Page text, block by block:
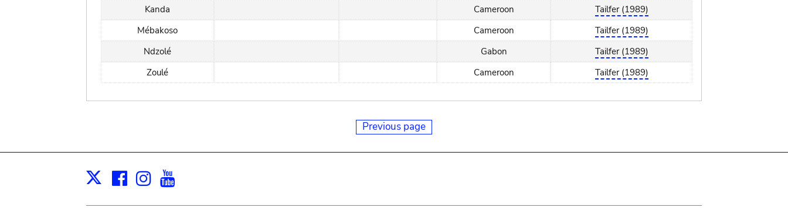
Kanda
Cameroon
Tailfer (1989)
Mébakoso
Cameroon
Tailfer (1989)
Ndzolé
Gabon
Tailfer (1989)
Zoulé
Cameroon Tailfer (1989)
Previous page
X Facebook
Instagram